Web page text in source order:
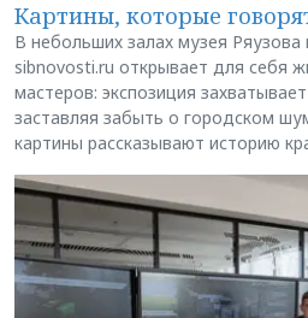
Картины, которые
В небольших залах музея
sibnovosti.ru открывает для себя
мастеров: экспозиция
заставляя забыть о городском
картины рассказывают историю